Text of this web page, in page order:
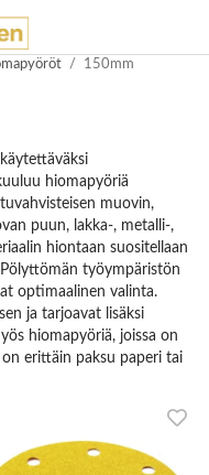
/ 150mm
hiomapyöriä
muovin,
puun, lakka-, metalli-,
hiontaan suositellaan
työympäristön
optimaalinen valinta.
ja tarjoavat lisäksi
hiomapyöriä, joissa on
erittäin paksu paperi tai